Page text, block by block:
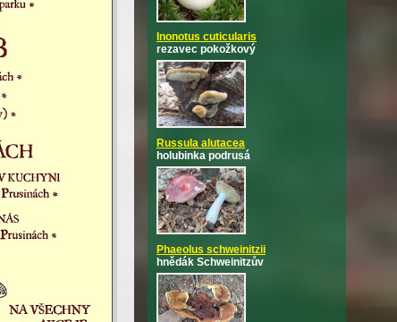
Inonotus cuticularis
rezavec pokožkový
Russula alutacea
holubinka podrusá
Phaeolus schweinitzii
hnědák Schweinitzův